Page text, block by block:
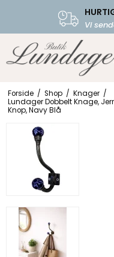
Vi
Forside / Shop / Knager /
Lundager Dobbelt Knage,
Knop, Navy Blå